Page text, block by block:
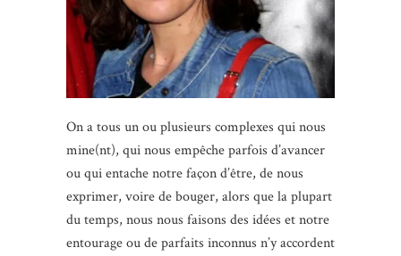
On a tous un ou plusieurs complexes qui nous
mine(nt), qui nous empêche parfois d’avancer
ou qui entache notre façon d’être, de nous
exprimer, voire de bouger, alors que la plupart
du temps, nous nous faisons des idées et notre
entourage ou de parfaits inconnus n’y accordent